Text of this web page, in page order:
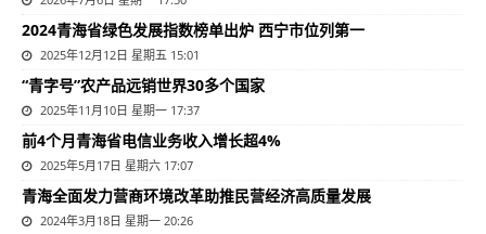
2024青海省绿色发展指数榜单出炉 西宁市位列第一
2025年12月12日 星期五 15:01
“青字号”农产品远销世界30多个国家
2025年11月10日 星期一 17:37
前4个月青海省电信业务收入增长超4%
2025年5月17日 星期六 17:07
​青海全面发力营商环境改革助推民营经济高质量发展
2024年3月18日 星期一 20:26